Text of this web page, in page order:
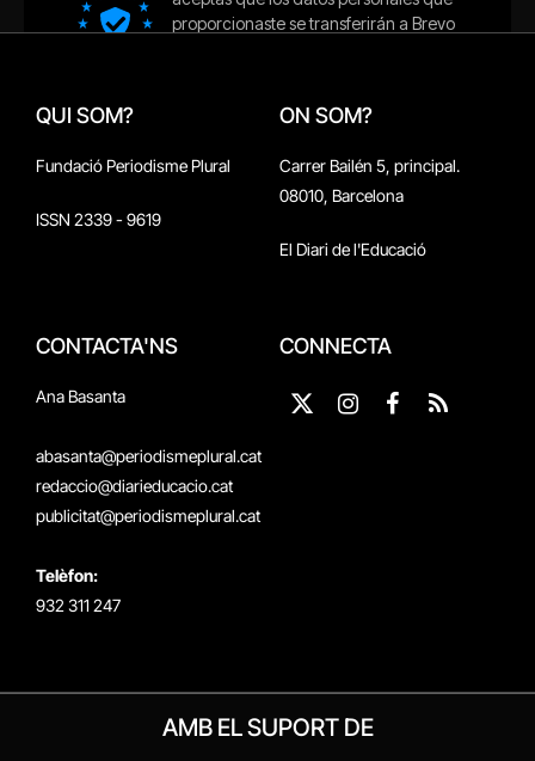
QUI SOM?
Fundació Periodisme Plural
ISSN 2339 - 9619
ON SOM?
Carrer Bailén 5, principal.
08010, Barcelona
El Diari de l'Educació
CONTACTA'NS
Ana Basanta
abasanta@periodismeplural.cat
redaccio@diarieducacio.cat
publicitat@periodismeplural.cat
Telèfon:
932 311 247
CONNECTA
X
Instagram
Facebook
RSS
AMB EL SUPORT DE